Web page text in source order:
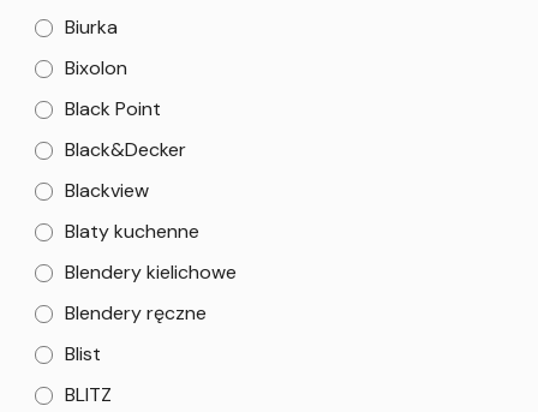
Biurka
Bixolon
Black Point
Black&Decker
Blackview
Blaty kuchenne
Blendery kielichowe
Blendery ręczne
Blist
BLITZ